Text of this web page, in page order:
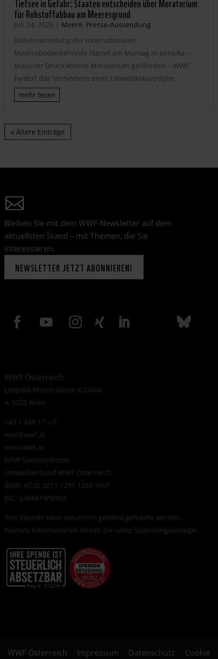
für Rohstoffabbau am Meeresgrund
Juli 24, 2026 | Meere, Presse-Aussendung
Vollversammlung der internationalen
Meeresbodenbehörde startet am Montag in Jamaika –
Massiver Druck könnte Moratorium gefährden – WWF
fordert das Verhindern einer Umweltkatastrophe
mehr lesen
« Ältere Einträge
Bleiben Sie mit dem WWF-Newsletter auf dem
aktuellsten Stand – mit Themen, die Sie
interessieren.
NEWSLETTER JETZT ABONNIEREN!
WWF Österreich
Leopold-Moses-Gasse 4/2/40A
A-1020 Wien
+43 1 488 17 – 0
wwf@wwf.at
www.wwf.at
WWF Spendenkonto
Umweltverband WWF Österreich
IBAN: AT26 2011 1291 1268 3901
BIC: GIBAATWWXXX
Ihre Spende kann steuerlich geltend gemacht werden.
Weitere Informationen finden Sie unter Spendengütesiegel
WWF Österreich Impressum Datenschutz Cookie